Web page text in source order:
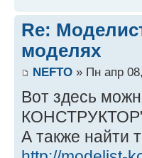
Re:
моделях
NEFTO » Пн апр
Вот здесь
А также найти